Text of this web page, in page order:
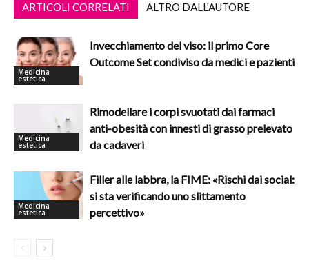
ARTICOLI CORRELATI ALTRO DALL'AUTORE
Medicina
estetica
Invecchiamento del viso: il primo Core
Outcome Set condiviso da medici e pazienti
Medicina
estetica
Rimodellare i corpi svuotati dai farmaci
anti-obesità con innesti di grasso prelevato
da cadaveri
Medicina
estetica
Filler alle labbra, la FIME: «Rischi dai social:
si sta verificando uno slittamento
percettivo»